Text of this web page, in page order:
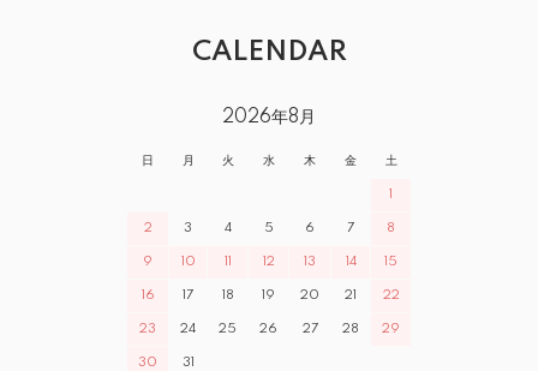
CALENDAR
2026年8月
日 月 火 水 木 金 土
1
2 3 4 5 6 7 8
9 10 11 12 13 14 15
16 17 18 19 20 21 22
23 24 25 26 27 28 29
30 31